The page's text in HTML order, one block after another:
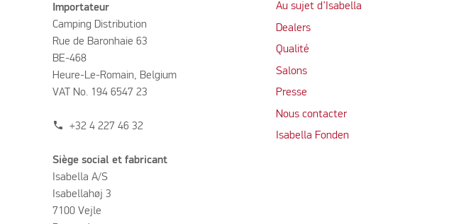
Importateur
Camping Distribution
Rue de Baronhaie 63
BE-468
Heure-Le-Romain, Belgium
VAT No. 194 6547 23
phone +32 4 227 46 32
Siège social et fabricant
Isabella A/S
Isabellahøj 3
7100 Vejle
Au sujet d’Isabella
Dealers
Qualité
Salons
Presse
Nous contacter
Isabella Fonden